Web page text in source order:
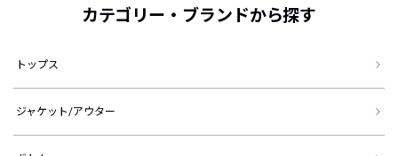
カテゴリー・ブランドから探す
トップス
ジャケット/アウター